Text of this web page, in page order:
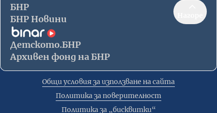
БНР
БНР Новини
Детското.БНР
Архивен фонд на БНР
Общи условия за използване на сайта
Политика за поверителност
Политика за „бисквитки“